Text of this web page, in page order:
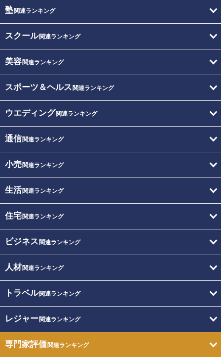
塾関連ランキング
スクール関連ランキング
美容関連ランキング
スポーツ＆ヘルス 関連ランキング
ウエディング関連ランキング
通信関連ランキング
小売関連ランキング
生活関連ランキング
住宅関連ランキング
ビジネス 関連ランキング
人材関連ランキング
トラベル関連ランキング
レジャー関連ランキング
専門家評価関連ランキング